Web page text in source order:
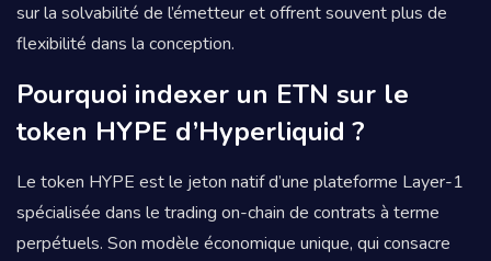
sur la solvabilité de l’émetteur et offrent souvent plus de
flexibilité dans la conception.
Pourquoi indexer un ETN sur le
token HYPE d’Hyperliquid ?
Le token HYPE est le jeton natif d’une plateforme Layer-1
spécialisée dans le trading on-chain de contrats à terme
perpétuels. Son modèle économique unique, qui consacre